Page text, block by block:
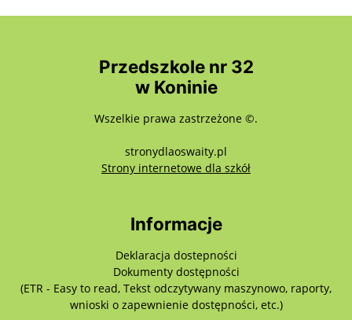
Przedszkole nr 32
w Koninie
Wszelkie prawa zastrzeżone ©.
stronydlaoswaity.pl
Strony internetowe dla szkółotwiera się w
Informacje
Deklaracja dostepności
Dokumenty dostępności
(ETR - Easy to read, Tekst odczytywany maszynowo, raporty,
wnioski o zapewnienie dostępności, etc.)